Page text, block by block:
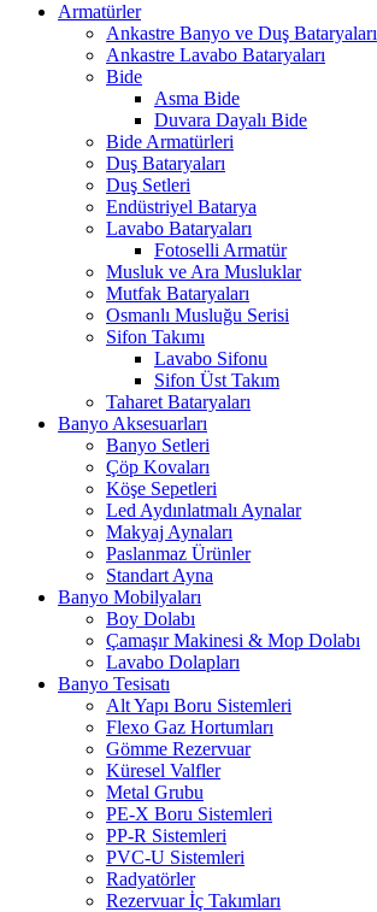
Armatürler
Ankastre Banyo ve Duş Bataryaları
Ankastre Lavabo Bataryaları
Bide
Asma Bide
Duvara Dayalı Bide
Bide Armatürleri
Duş Bataryaları
Duş Setleri
Endüstriyel Batarya
Lavabo Bataryaları
Fotoselli Armatür
Musluk ve Ara Musluklar
Mutfak Bataryaları
Osmanlı Musluğu Serisi
Sifon Takımı
Lavabo Sifonu
Sifon Üst Takım
Taharet Bataryaları
Banyo Aksesuarları
Banyo Setleri
Çöp Kovaları
Köşe Sepetleri
Led Aydınlatmalı Aynalar
Makyaj Aynaları
Paslanmaz Ürünler
Standart Ayna
Banyo Mobilyaları
Boy Dolabı
Çamaşır Makinesi & Mop Dolabı
Lavabo Dolapları
Banyo Tesisatı
Alt Yapı Boru Sistemleri
Flexo Gaz Hortumları
Gömme Rezervuar
Küresel Valfler
Metal Grubu
PE-X Boru Sistemleri
PP-R Sistemleri
PVC-U Sistemleri
Radyatörler
Rezervuar İç Takımları